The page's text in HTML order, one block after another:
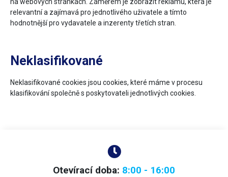
relevantní a zajímavá pro jednotlivého uživatele a tímto
hodnotnější pro vydavatele a inzerenty třetích stran.
Neklasifikované
Neklasifikované cookies jsou cookies, které máme v procesu
klasifikování společně s poskytovateli jednotlivých cookies.
Otevírací doba: 8:00 - 16:00